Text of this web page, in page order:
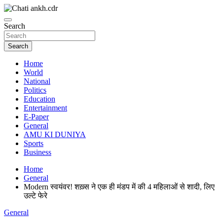
Skip
to
content
Chatiankh
News Paper
Search
Search
Home
World
National
Politics
Education
Entertainment
E-Paper
General
AMU KI DUNIYA
Sports
Business
Home
General
Modern स्वयंवर! शख़्स ने एक ही मंडप में की 4 महिलाओं से शादी, लिए
उल्टे फेरे
General